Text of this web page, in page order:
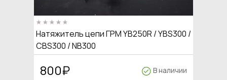
Натяжитель цепи ГРМ YB250R / YBS300 /
CBS300 / NB300
800₽ В наличии